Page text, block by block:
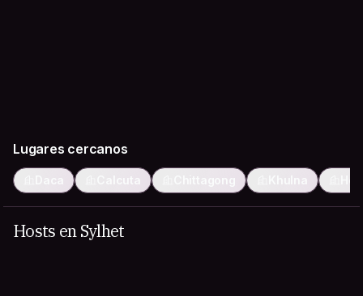
Lugares cercanos
Daca Calcuta Chittagong Khulna
Hosts en Sylhet